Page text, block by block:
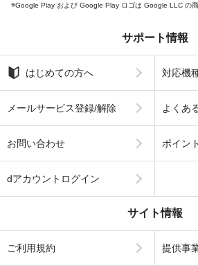
Google Play および Google Play ロゴは Google LLC の商
サポート情報
はじめての方へ 対応機
メールサービス登録/解除 よくあ
お問い合わせ ポイン
dアカウントログイン
サイト情報
ご利用規約 提供事